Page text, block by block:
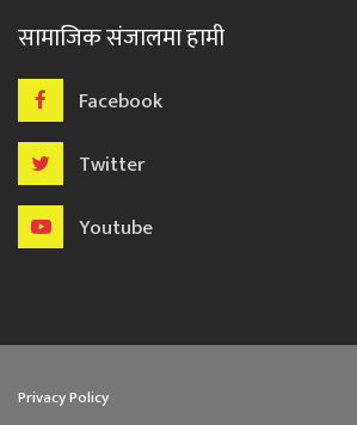
सामाजिक संजालमा हामी
Facebook
Twitter
Youtube
Privacy Policy